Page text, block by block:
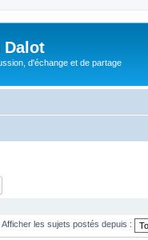
Dalot
d'échange et de partage
Afficher les sujets postés depuis :